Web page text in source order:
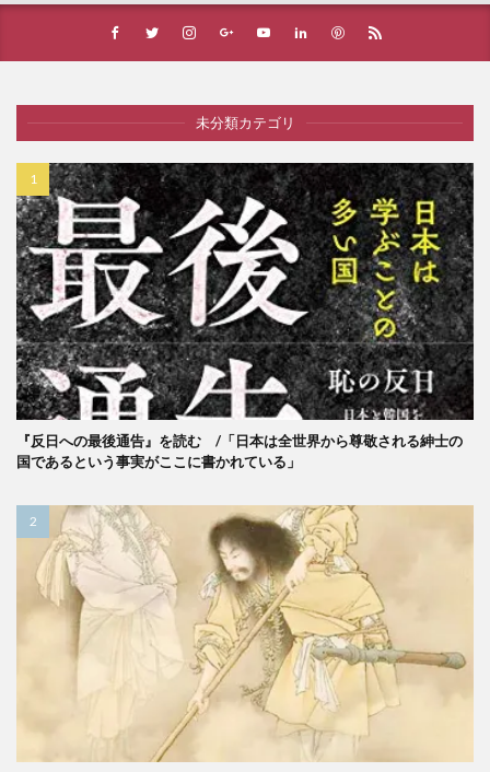
未分類カテゴリ
『反日への最後通告』を読む /「日本は全世界から尊敬される紳士の
国であるという事実がここに書かれている」